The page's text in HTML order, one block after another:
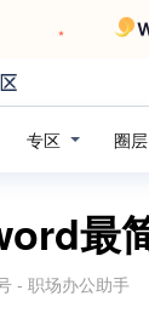
专区 圈层
最
- 职场办公助手